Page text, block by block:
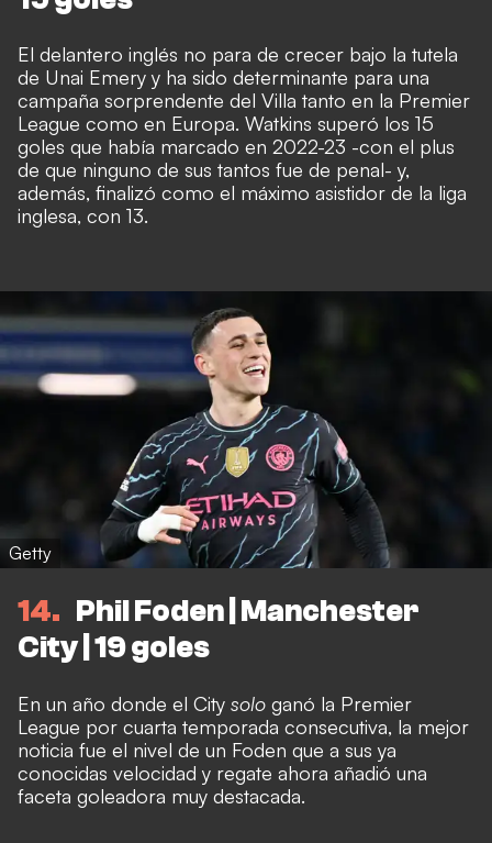
El delantero inglés no para de crecer bajo la tutela
de Unai Emery y ha sido determinante para una
campaña sorprendente del Villa tanto en la Premier
League como en Europa. Watkins superó los 15
goles que había marcado en 2022-23 -con el plus
de que ninguno de sus tantos fue de penal- y,
además, finalizó como el máximo asistidor de la liga
inglesa, con 13.
Getty
14
Phil Foden | Manchester
City | 19 goles
En un año donde el City solo ganó la Premier
League por cuarta temporada consecutiva, la mejor
noticia fue el nivel de un Foden que a sus ya
conocidas velocidad y regate ahora añadió una
faceta goleadora muy destacada.